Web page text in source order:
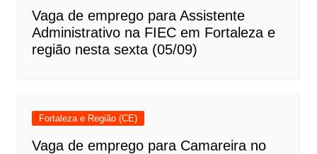
Vaga de emprego para Assistente
Administrativo na FIEC em Fortaleza e
região nesta sexta (05/09)
Fortaleza e Região (CE)
Vaga de emprego para Camareira no